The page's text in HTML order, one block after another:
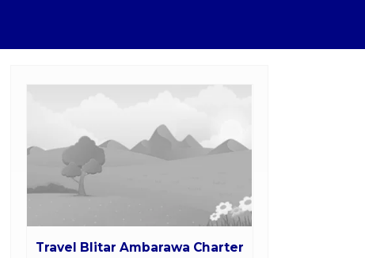
Travel Blitar Ambarawa Charter